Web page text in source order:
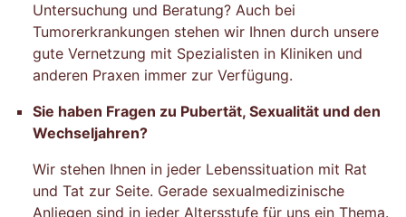
Untersuchung und Beratung? Auch bei
Tumorerkrankungen stehen wir Ihnen durch unsere
gute Vernetzung mit Spezialisten in Kliniken und
anderen Praxen immer zur Verfügung.
Sie haben Fragen zu Pubertät, Sexualität und den
Wechseljahren?
Wir stehen Ihnen in jeder Lebenssituation mit Rat
und Tat zur Seite. Gerade sexualmedizinische
Anliegen sind in jeder Altersstufe für uns ein Thema.